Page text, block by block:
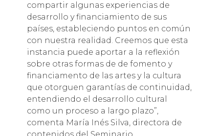
compartir algunas experiencias de
desarrollo y financiamiento de sus
países, estableciendo puntos en común
con nuestra realidad. Creemos que esta
instancia puede aportar a la reflexión
sobre otras formas de de fomento y
financiamento de las artes y la cultura
que otorguen garantías de continuidad,
entendiendo el desarrollo cultural
como un proceso a largo plazo”,
comenta María Inés Silva, directora de